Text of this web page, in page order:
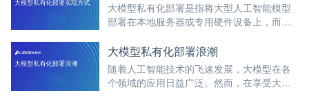
大模型私有化部署是指将大型人工智能模型
部署在本地服务器或专用硬件设备上，而不
大模型私有化部署浪潮
随着人工智能技术的飞速发展，大模型在各
个领域的应用日益广泛。然而，在享受大模